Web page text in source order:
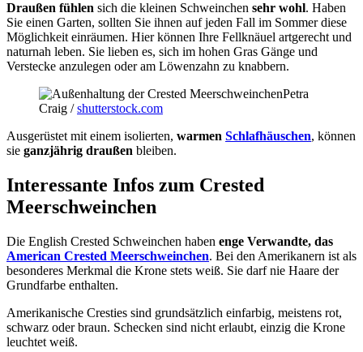
Draußen fühlen sich die kleinen Schweinchen sehr wohl. Haben
Sie einen Garten, sollten Sie ihnen auf jeden Fall im Sommer diese
Möglichkeit einräumen. Hier können Ihre Fellknäuel artgerecht und
naturnah leben. Sie lieben es, sich im hohen Gras Gänge und
Verstecke anzulegen oder am Löwenzahn zu knabbern.
Petra
Craig /shutterstock.com
Ausgerüstet mit einem isolierten, warmen Schlafhäuschen, können
sie ganzjährig draußen bleiben.
Interessante Infos zum Crested
Meerschweinchen
Die English Crested Schweinchen haben enge Verwandte, das
American Crested Meerschweinchen. Bei den Amerikanern ist als
besonderes Merkmal die Krone stets weiß. Sie darf nie Haare der
Grundfarbe enthalten.
Amerikanische Cresties sind grundsätzlich einfarbig, meistens rot,
schwarz oder braun. Schecken sind nicht erlaubt, einzig die Krone
leuchtet weiß.